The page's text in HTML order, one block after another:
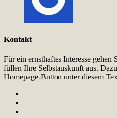
Kontakt
Für ein ernsthaftes Interesse gehen
füllen Ihre Selbstauskunft aus.
Homepage-Button unter diesem